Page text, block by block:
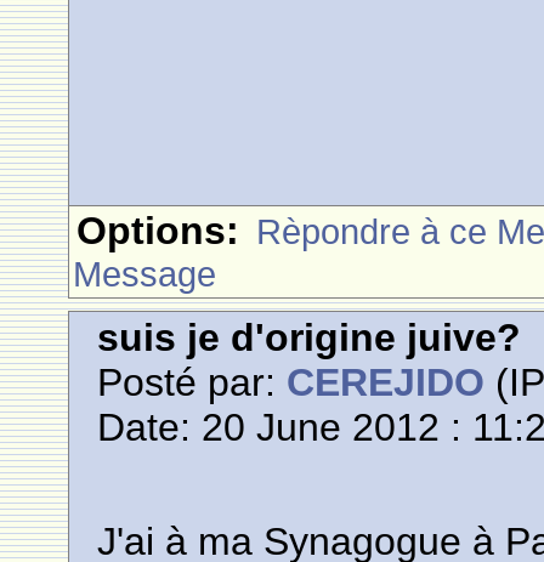
Options: Rèpondre à ce
Message
suis je d'origine juive?
Posté par: CEREJIDO
Date: 20 June 2012 :
J'ai à ma Synagogue à